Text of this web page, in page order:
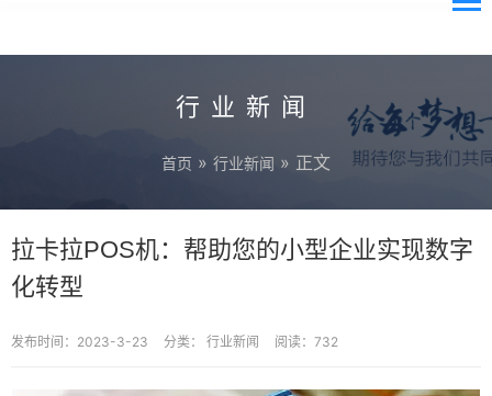
行业新闻
首页 » 行业新闻 » 正文
拉卡拉POS机：帮助您的小型企业实现数字
化转型
发布时间：2023-3-23 分类： 行业新闻 阅读：732